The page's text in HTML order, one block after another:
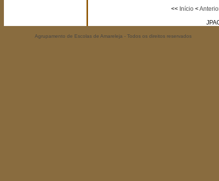
<< Início<
Agrupamento de Escolas de Amareleja - Todos os direitos reservados